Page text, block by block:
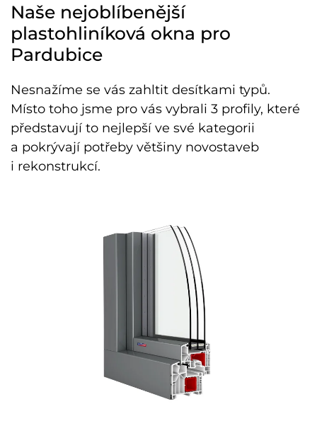
Naše nejoblíbenější
plastohliníková okna pro
Pardubice
Nesnažíme se vás zahltit desítkami typů.
Místo toho jsme pro vás vybrali 3 profily, které
představují to nejlepší ve své kategorii
a pokrývají potřeby většiny novostaveb
i rekonstrukcí.